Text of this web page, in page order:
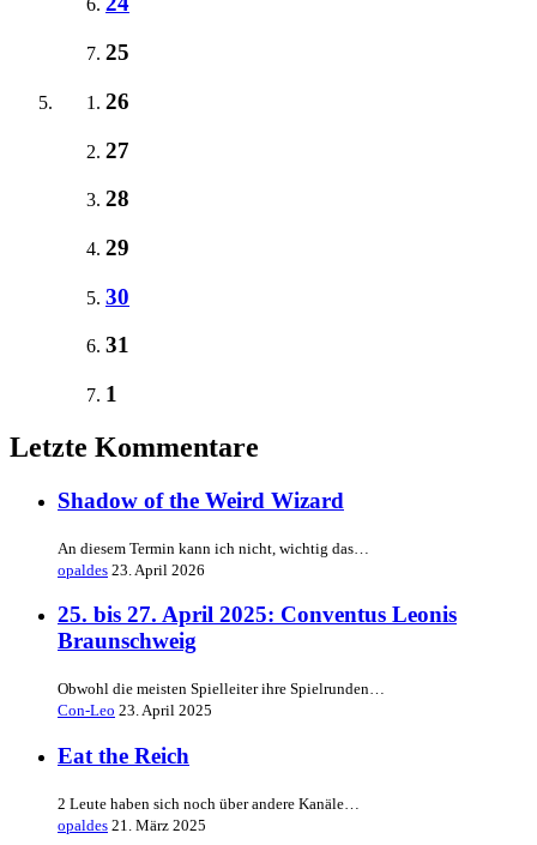
25
26
27
28
29
30
31
1
Letzte Kommentare
Shadow of the Weird Wizard
An diesem Termin kann ich nicht, wichtig das…
opaldes 23. April 2026
25. bis 27. April 2025: Conventus Leonis
Braunschweig
Obwohl die meisten Spielleiter ihre Spielrunden…
Con-Leo 23. April 2025
Eat the Reich
2 Leute haben sich noch über andere Kanäle…
opaldes 21. März 2025